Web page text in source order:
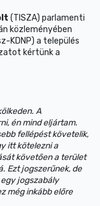
(TISZA) parlamenti
közleményében
KDNP) a település
kértünk a
A
én mind eljártam.
fellépést követelik,
itt kötelezni a
követően a terület
Ezt jogszerűnek, de
jogszabály
még inkább előre